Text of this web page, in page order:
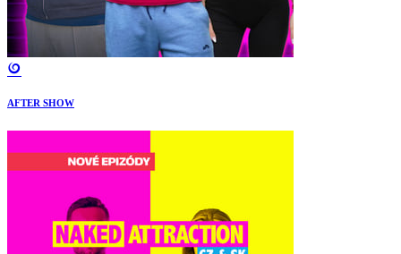
AFTER SHOW